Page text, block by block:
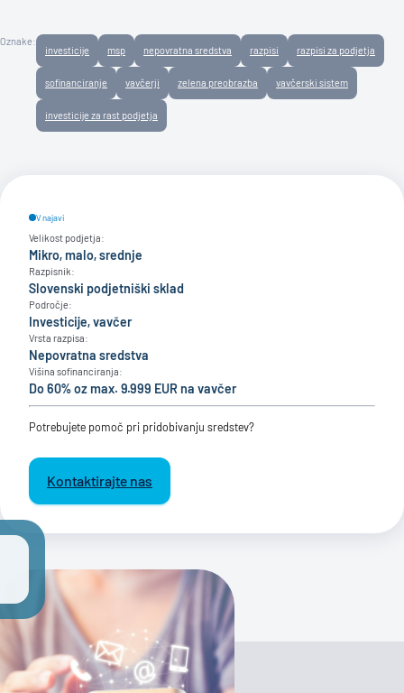
Oznake:
investicije msp nepovratna sredstva razpisi razpisi za podjetja
sofinanciranje vavčerji zelena preobrazba vavčerski sistem
investicije za rast podjetja
V najavi
Velikost podjetja:
Mikro, malo, srednje
Razpisnik:
Slovenski podjetniški sklad
Področje:
Investicije, vavčer
Vrsta razpisa:
Nepovratna sredstva
Višina sofinanciranja:
Do 60% oz max. 9.999 EUR na vavčer
Potrebujete pomoč pri pridobivanju sredstev?
Kontaktirajte nas